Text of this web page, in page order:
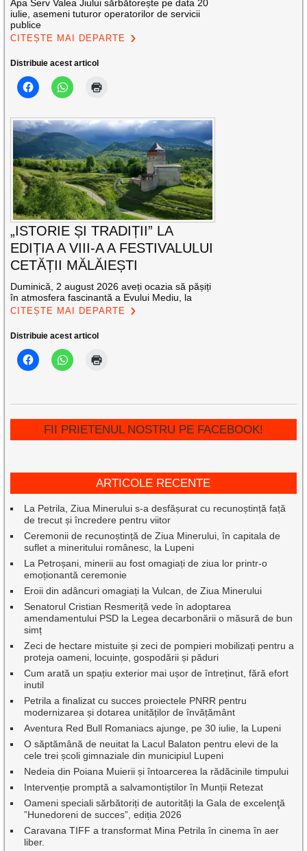
Apa Serv Valea Jiului sărbătorește pe data 20
iulie, asemeni tuturor operatorilor de servicii
publice
CITEȘTE MAI DEPARTE
Distribuie acest articol
„ISTORIE ȘI TRADIȚII” LA
EDIȚIA A VIII-A A FESTIVALULUI
CETĂȚII MĂLĂIEȘTI
Duminică, 2 august 2026 aveți ocazia să pășiți
în atmosfera fascinantă a Evului Mediu, la
CITEȘTE MAI DEPARTE
Distribuie acest articol
FII PRIETENUL NOSTRU PE FACEBOOK!
ARTICOLE RECENTE
La Petrila, Ziua Minerului s-a desfășurat cu recunoștință față
de trecut și încredere pentru viitor
Ceremonii de recunoștință de Ziua Minerului, în capitala de
suflet a mineritului românesc, la Lupeni
La Petroșani, minerii au fost omagiați de ziua lor printr-o
emoționantă ceremonie
Eroii din adâncuri omagiați la Vulcan, de Ziua Minerului
Senatorul Cristian Resmeriță vede în adoptarea
amendamentului PSD la Legea decarbonării o măsură de bun
simț
Zeci de hectare mistuite și zeci de pompieri mobilizați pentru a
proteja oameni, locuințe, gospodării și păduri
Cum arată un spațiu exterior mai ușor de întreținut, fără efort
inutil
Petrila a finalizat cu succes proiectele PNRR pentru
modernizarea și dotarea unităților de învățământ
Aventura Red Bull Romaniacs ajunge, pe 30 iulie, la Lupeni
O săptămână de neuitat la Lacul Balaton pentru elevi de la
cele trei școli gimnaziale din municipiul Lupeni
Nedeia din Poiana Muierii și întoarcerea la rădăcinile timpului
Intervenție promptă a salvamontiștilor în Munții Retezat
Oameni speciali sărbătoriți de autorități la Gala de excelenţă
”Hunedoreni de succes”, ediția 2026
Caravana TIFF a transformat Mina Petrila în cinema în aer
liber.